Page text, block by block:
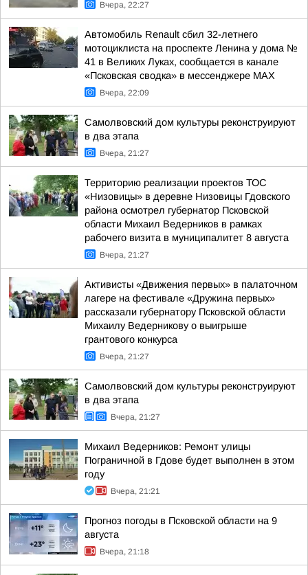
Вчера, 22:27
Автомобиль Renault сбил 32-летнего
мотоциклиста на проспекте Ленина у дома №
41 в Великих Луках, сообщается в канале
«Псковская сводка» в мессенджере MAX
Вчера, 22:09
Самолвовский дом культуры реконструируют
в два этапа
Вчера, 21:27
Территорию реализации проектов ТОС
«Низовицы» в деревне Низовицы Гдовского
района осмотрел губернатор Псковской
области Михаил Ведерников в рамках
рабочего визита в муниципалитет 8 августа
Вчера, 21:27
Активисты «Движения первых» в палаточном
лагере на фестивале «Дружина первых»
рассказали губернатору Псковской области
Михаилу Ведерникову о выигрыше
грантового конкурса
Вчера, 21:27
Самолвовский дом культуры реконструируют
в два этапа
Вчера, 21:27
Михаил Ведерников: Ремонт улицы
Пограничной в Гдове будет выполнен в этом
году
Вчера, 21:21
Прогноз погоды в Псковской области на 9
августа
Вчера, 21:18